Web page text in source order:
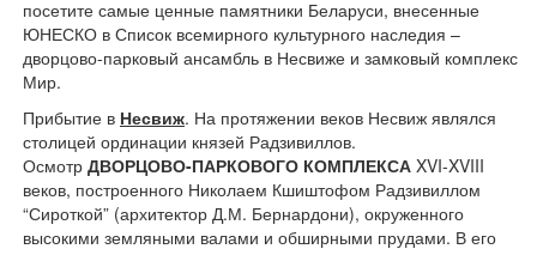
посетите самые ценные памятники Беларуси, внесенные
ЮНЕСКО в Список всемирного культурного наследия –
дворцово-парковый ансамбль в Несвиже и замковый комплекс
Мир.
Прибытие в Несвиж. На протяжении веков Несвиж являлся
столицей ординации князей Радзивиллов.
Осмотр ДВОРЦОВО-ПАРКОВОГО КОМПЛЕКСА XVI-XVIII
веков, построенного Николаем Кшиштофом Радзивиллом
“Сироткой” (архитектор Д.М. Бернардони), окруженного
высокими земляными валами и обширными прудами. В его